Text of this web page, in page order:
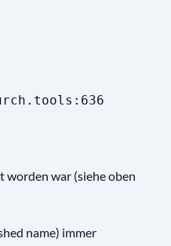
worden war (siehe oben
name) immer